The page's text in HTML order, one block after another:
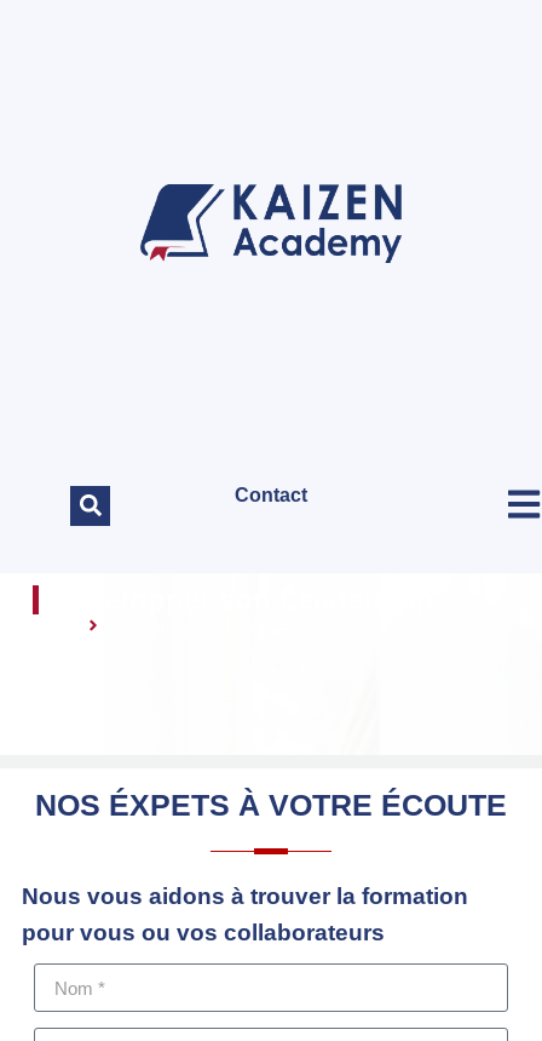
Contact
NOS ÉXPETS À VOTRE ÉCOUTE
Nous vous aidons à trouver la formation
pour vous ou vos collaborateurs